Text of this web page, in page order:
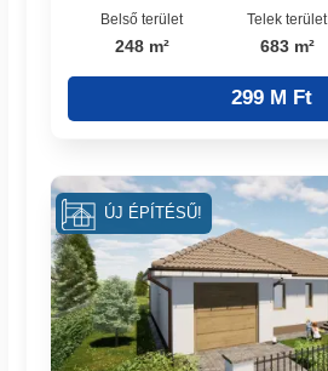
Belső terület
248 m²
Telek terület
683 m²
299 M Ft
ÚJ ÉPÍTÉSŰ!